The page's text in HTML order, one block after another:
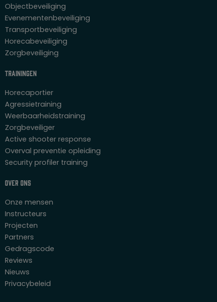
Objectbeveiliging
Evenementenbeveiliging
Transportbeveiliging
Horecabeveiliging
Zorgbeveiliging
Trainingen
Horecaportier
Agressietraining
Weerbaarheidstraining
Zorgbeveiliger
Active shooter response
Overval preventie opleiding
Security profiler training
Over ons
Onze mensen
Instructeurs
Projecten
Partners
Gedragscode
Reviews
Nieuws
Privacybeleid